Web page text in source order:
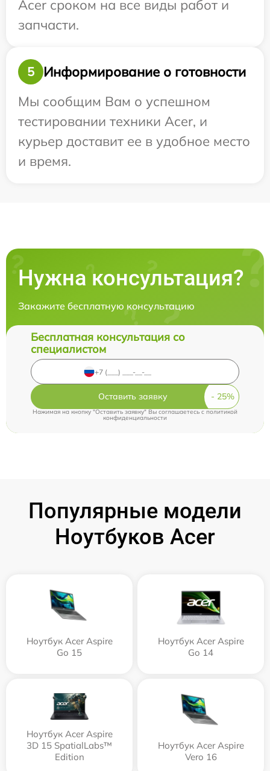
Acer сроком на все виды работ и
запчасти.
5
Информирование о готовности
Мы сообщим Вам о успешном
тестировании техники Acer, и
курьер доставит ее в удобное место
и время.
Нужна консультация?
Закажите бесплатную консультацию
Бесплатная консультация со
специалистом
Оставить заявку
Нажимая на кнопку "Оставить заявку" Вы соглашаетесь c политикой
конфиденциальности
Популярные модели
Ноутбуков Acer
Ноутбук Acer Aspire
Go 15
Ноутбук Acer Aspire
Go 14
Ноутбук Acer Aspire
3D 15 SpatialLabs™
Edition
Ноутбук Acer Aspire
Vero 16